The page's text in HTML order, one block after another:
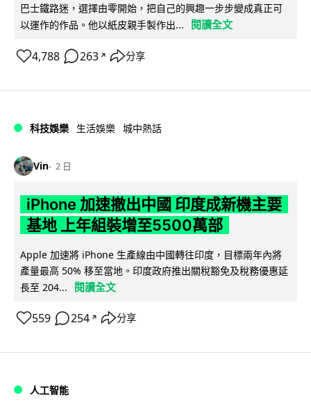
巴士鐵路迷，選擇由零開始，把自己的興趣一步步變成真正可
以運作的作品。他以紙皮親手製作出...
閱讀全文
4,788 263 ↗ 分享
科技娛樂 生活娛樂 城中熱話
Vin 2 日
iPhone 加速撤出中國 印度成新機主要
基地 上年組裝增至5500萬部
Apple 加速將 iPhone 生產線由中國轉往印度，目標兩年內將
產量最高 50% 移至當地。印度政府推出關稅豁免及稅務優惠延
長至 204...
閱讀全文
559 254 ↗ 分享
人工智能